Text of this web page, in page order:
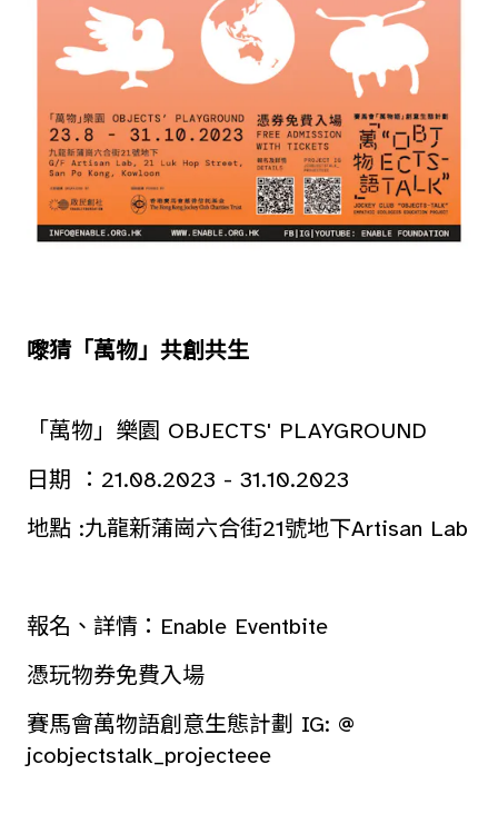
嚟猜「萬物」共創共生
「萬物」樂園 OBJECTS' PLAYGROUND
日期 ：21.08.2023 - 31.10.2023
地點 :九龍新蒲崗六合街21號地下Artisan Lab
報名、詳情： Enable Eventbite
憑玩物券免費入場
賽馬會萬物語創意生態計劃 IG: @
jcobjectstalk_projecteee